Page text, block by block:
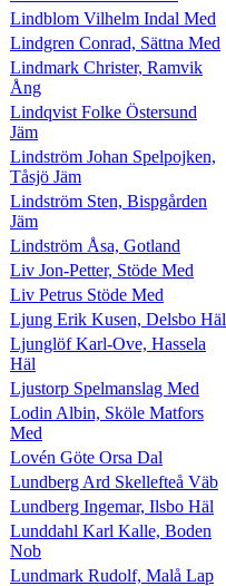
Lindblom Vilhelm Indal Med
Lindgren Conrad, Sättna Med
Lindmark Christer, Ramvik
Ång
Lindqvist Folke Östersund
Jäm
Lindström Johan Spelpojken,
Tåsjö Jäm
Lindström Sten, Bispgården
Jäm
Lindström Åsa, Gotland
Liv Jon-Petter, Stöde Med
Liv Petrus Stöde Med
Ljung Erik Kusen, Delsbo Häl
Ljunglöf Karl-Ove, Hassela
Häl
Ljustorp Spelmanslag Med
Lodin Albin, Sköle Matfors
Med
Lovén Göte Orsa Dal
Lundberg Ard Skellefteå Väb
Lundberg Ingemar, Ilsbo Häl
Lunddahl Karl Kalle, Boden
Nob
Lundmark Rudolf, Malå Lap